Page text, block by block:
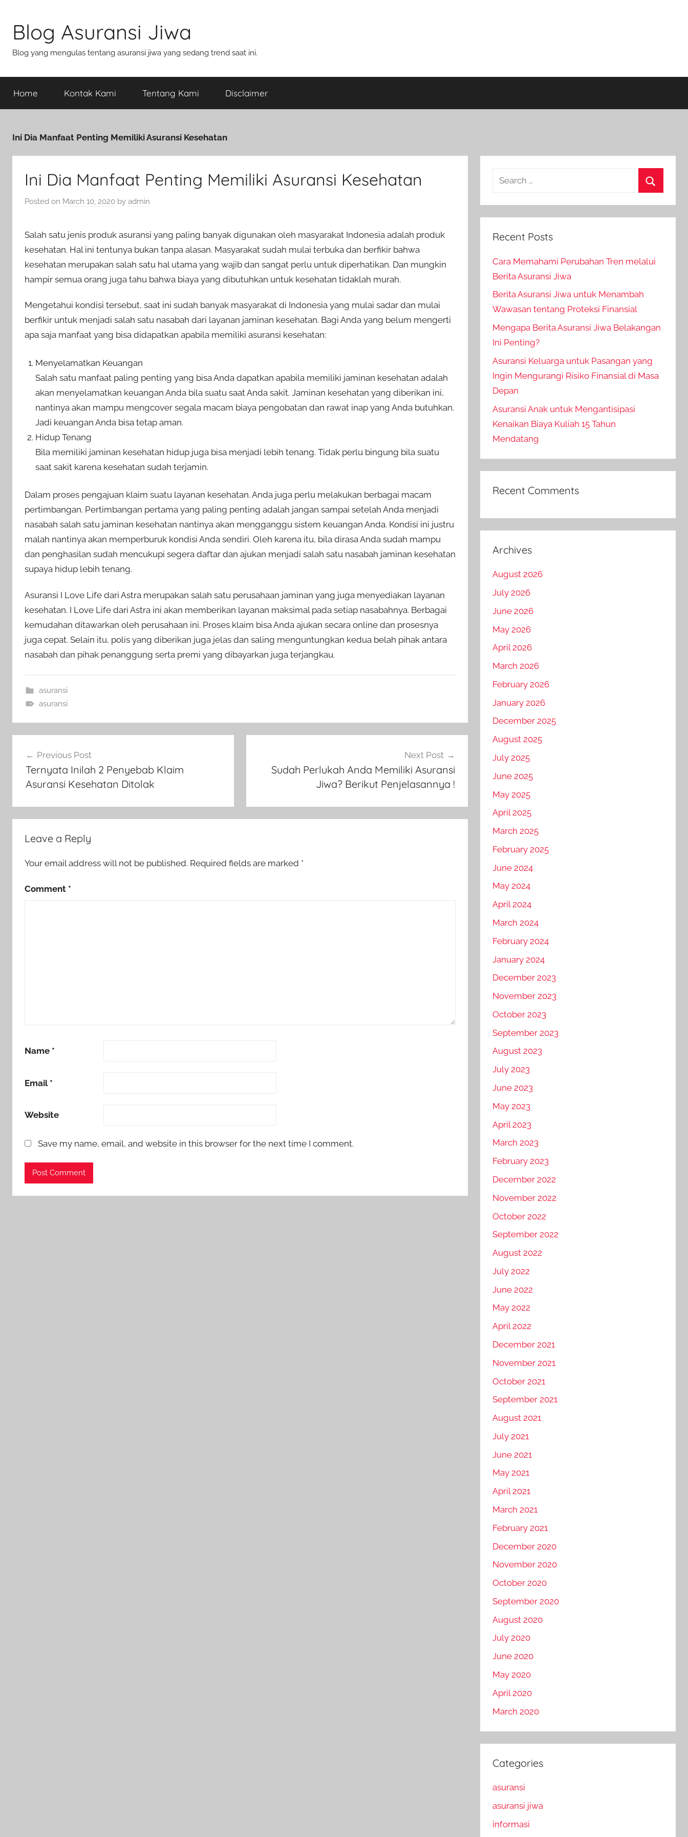
Blog Asuransi Jiwa
Blog yang mengulas tentang asuransi jiwa yang sedang trend saat ini.
Home Kontak Kami Tentang Kami Disclaimer
Ini Dia Manfaat Penting Memiliki Asuransi Kesehatan
Ini Dia Manfaat Penting Memiliki Asuransi Kesehatan
Posted on March 10, 2020 by admin
Salah satu jenis produk asuransi yang paling banyak digunakan oleh masyarakat Indonesia adalah produk
kesehatan. Hal ini tentunya bukan tanpa alasan. Masyarakat sudah mulai terbuka dan berfikir bahwa
kesehatan merupakan salah satu hal utama yang wajib dan sangat perlu untuk diperhatikan. Dan mungkin
hampir semua orang juga tahu bahwa biaya yang dibutuhkan untuk kesehatan tidaklah murah.
Mengetahui kondisi tersebut, saat ini sudah banyak masyarakat di Indonesia yang mulai sadar dan mulai
berfikir untuk menjadi salah satu nasabah dari layanan jaminan kesehatan. Bagi Anda yang belum mengerti
apa saja manfaat yang bisa didapatkan apabila memiliki asuransi kesehatan:
Menyelamatkan Keuangan
Salah satu manfaat paling penting yang bisa Anda dapatkan apabila memiliki jaminan kesehatan adalah
akan menyelamatkan keuangan Anda bila suatu saat Anda sakit. Jaminan kesehatan yang diberikan ini,
nantinya akan mampu mengcover segala macam biaya pengobatan dan rawat inap yang Anda butuhkan.
Jadi keuangan Anda bisa tetap aman.
Hidup Tenang
Bila memiliki jaminan kesehatan hidup juga bisa menjadi lebih tenang. Tidak perlu bingung bila suatu
saat sakit karena kesehatan sudah terjamin.
Dalam proses pengajuan klaim suatu layanan kesehatan. Anda juga perlu melakukan berbagai macam
pertimbangan. Pertimbangan pertama yang paling penting adalah jangan sampai setelah Anda menjadi
nasabah salah satu jaminan kesehatan nantinya akan mengganggu sistem keuangan Anda. Kondisi ini justru
malah nantinya akan memperburuk kondisi Anda sendiri. Oleh karena itu, bila dirasa Anda sudah mampu
dan penghasilan sudah mencukupi segera daftar dan ajukan menjadi salah satu nasabah jaminan kesehatan
supaya hidup lebih tenang.
Asuransi I Love Life dari Astra merupakan salah satu perusahaan jaminan yang juga menyediakan layanan
kesehatan. I Love Life dari Astra ini akan memberikan layanan maksimal pada setiap nasabahnya. Berbagai
kemudahan ditawarkan oleh perusahaan ini. Proses klaim bisa Anda ajukan secara online dan prosesnya
juga cepat. Selain itu, polis yang diberikan juga jelas dan saling menguntungkan kedua belah pihak antara
nasabah dan pihak penanggung serta premi yang dibayarkan juga terjangkau.
asuransi
asuransi
Previous Post
Ternyata Inilah 2 Penyebab Klaim
Asuransi Kesehatan Ditolak
Next Post
Sudah Perlukah Anda Memiliki Asuransi
Jiwa? Berikut Penjelasannya !
Leave a Reply
Your email address will not be published. Required fields are marked *
Comment *
Name *
Email *
Website
Save my name, email, and website in this browser for the next time I comment.
Recent Posts
Cara Memahami Perubahan Tren melalui
Berita Asuransi Jiwa
Berita Asuransi Jiwa untuk Menambah
Wawasan tentang Proteksi Finansial
Mengapa Berita Asuransi Jiwa Belakangan
Ini Penting?
Asuransi Keluarga untuk Pasangan yang
Ingin Mengurangi Risiko Finansial di Masa
Depan
Asuransi Anak untuk Mengantisipasi
Kenaikan Biaya Kuliah 15 Tahun
Mendatang
Recent Comments
Archives
August 2026
July 2026
June 2026
May 2026
April 2026
March 2026
February 2026
January 2026
December 2025
August 2025
July 2025
June 2025
May 2025
April 2025
March 2025
February 2025
June 2024
May 2024
April 2024
March 2024
February 2024
January 2024
December 2023
November 2023
October 2023
September 2023
August 2023
July 2023
June 2023
May 2023
April 2023
March 2023
February 2023
December 2022
November 2022
October 2022
September 2022
August 2022
July 2022
June 2022
May 2022
April 2022
December 2021
November 2021
October 2021
September 2021
August 2021
July 2021
June 2021
May 2021
April 2021
March 2021
February 2021
December 2020
November 2020
October 2020
September 2020
August 2020
July 2020
June 2020
May 2020
April 2020
March 2020
Categories
asuransi
asuransi jiwa
informasi